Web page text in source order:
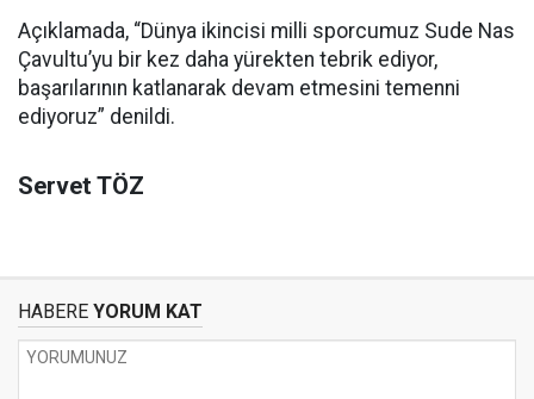
Açıklamada, “Dünya ikincisi milli sporcumuz Sude Nas
Çavultu’yu bir kez daha yürekten tebrik ediyor,
başarılarının katlanarak devam etmesini temenni
ediyoruz” denildi.
Servet TÖZ
HABERE YORUM KAT